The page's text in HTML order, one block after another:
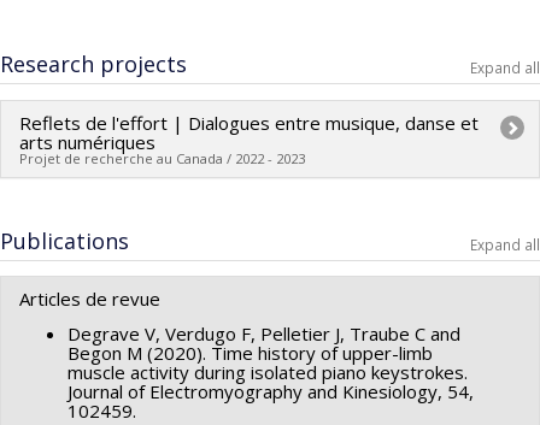
Research projects Expand all
Reflets de l'effort | Dialogues entre musique, danse et
arts numériques
Projet de recherche au Canada / 2022 - 2023
Co-researchers :
Funding sources:Pôle lavallois d'enseignement supérieur en
arts numériques et économie créative
Grant programs:
Publications Expand all
Articles de revue
Degrave V, Verdugo F, Pelletier J, Traube C and
Begon M (2020). Time history of upper-limb
muscle activity during isolated piano keystrokes.
Journal of Electromyography and Kinesiology, 54,
102459.